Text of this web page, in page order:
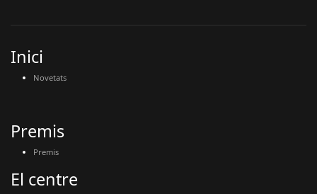
Inici
Novetats
Premis
Premis
El centre